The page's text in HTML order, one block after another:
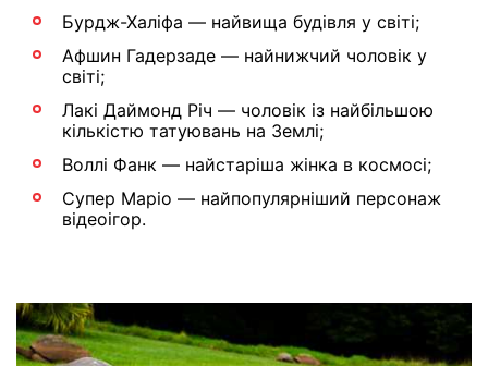
Бурдж-Халіфа — найвища будівля у світі;
Афшин Гадерзаде — найнижчий чоловік у
світі;
Лакі Даймонд Річ — чоловік із найбільшою
кількістю татуювань на Землі;
Воллі Фанк — найстаріша жінка в космосі;
Супер Маріо — найпопулярніший персонаж
відеоігор.